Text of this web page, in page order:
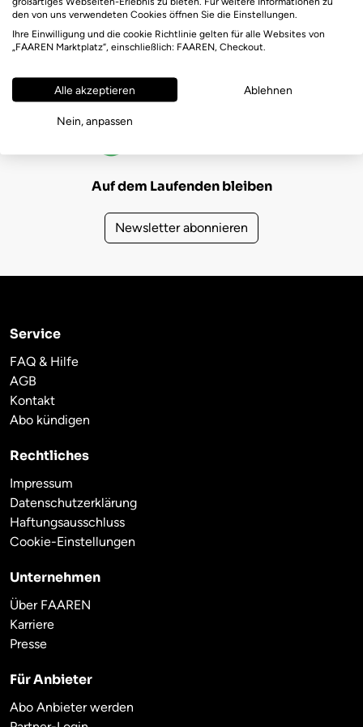
FAAREN Marktplatz Bewertungen
Auf dem Laufenden bleiben
Newsletter abonnieren
Service
FAQ & Hilfe
AGB
Kontakt
Abo kündigen
Rechtliches
Impressum
Datenschutzerklärung
Haftungsausschluss
Cookie-Einstellungen
Unternehmen
Über FAAREN
Karriere
Presse
Für Anbieter
Abo Anbieter werden
den von uns verwendeten Cookies öffnen Sie die Einstellungen.
Ihre Einwilligung und die cookie Richtlinie gelten für alle Websites von
„FAAREN Marktplatz“, einschließlich: FAAREN, Checkout.
Alle akzeptieren Ablehnen
Nein, anpassen